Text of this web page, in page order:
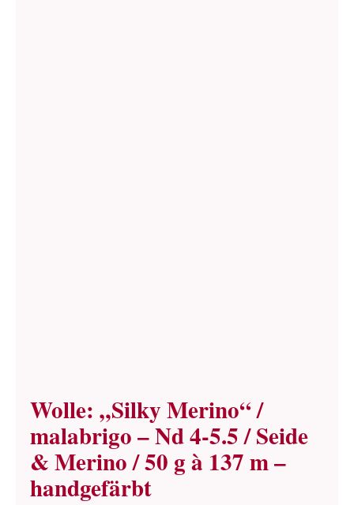
Wolle: „Silky Merino“ /
malabrigo – Nd 4-5.5 / Seide
& Merino / 50 g à 137 m –
handgefärbt